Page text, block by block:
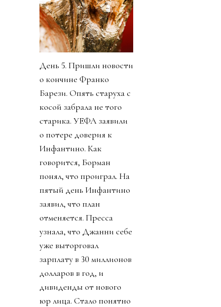
День 5. Пришли новости
о кончине Франко
Барези. Опять старуха с
косой забрала не того
старика. УЕФА заявили
о потере доверия к
Инфантино. Как
говорится, Борман
понял, что проиграл. На
пятый день Инфантино
заявил, что план
отменяется. Пресса
узнала, что Джанни себе
уже выторговал
зарплату в 30 миллионов
долларов в год, и
дивиденды от нового
юр лица. Стало понятно